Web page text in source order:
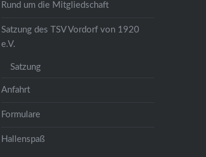
Rund um die Mitgliedschaft
Satzung des TSV Vordorf von 1920
e.V.
Satzung
Anfahrt
Formulare
Hallenspaß